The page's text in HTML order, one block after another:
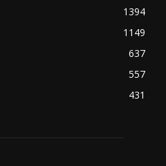
1394
1149
637
557
431